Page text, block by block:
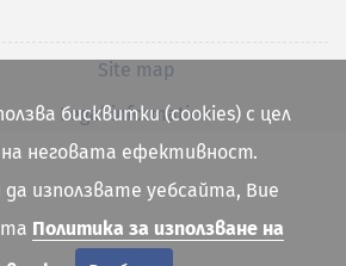
Site map
Legal information
бисквитки (cookies) с цел
на неговата ефективност.
използвате уебсайта, Вие
Политика за използване на